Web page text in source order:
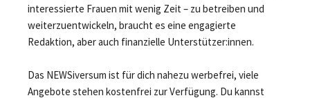
interessierte Frauen mit wenig Zeit – zu betreiben und
weiterzuentwickeln, braucht es eine engagierte
Redaktion, aber auch finanzielle Unterstützer:innen.
Das NEWSiversum ist für dich nahezu werbefrei, viele
Angebote stehen kostenfrei zur Verfügung. Du kannst